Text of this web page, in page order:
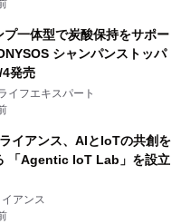
プ一体型で炭酸保持をサポー
シャンパンストッパ
4発売
イフエキスパート
イアンス、AIとIoTの共創を
「Agentic IoT Lab」を設立
アンス